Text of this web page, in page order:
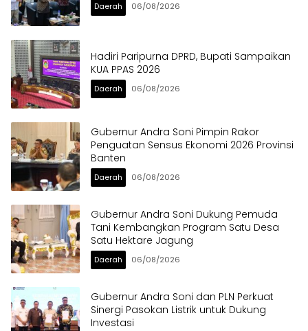
Daerah 06/08/2026
Hadiri Paripurna DPRD, Bupati Sampaikan
KUA PPAS 2026
Daerah 06/08/2026
Gubernur Andra Soni Pimpin Rakor
Penguatan Sensus Ekonomi 2026 Provinsi
Banten
Daerah 06/08/2026
Gubernur Andra Soni Dukung Pemuda
Tani Kembangkan Program Satu Desa
Satu Hektare Jagung
Daerah 06/08/2026
Gubernur Andra Soni dan PLN Perkuat
Sinergi Pasokan Listrik untuk Dukung
Investasi